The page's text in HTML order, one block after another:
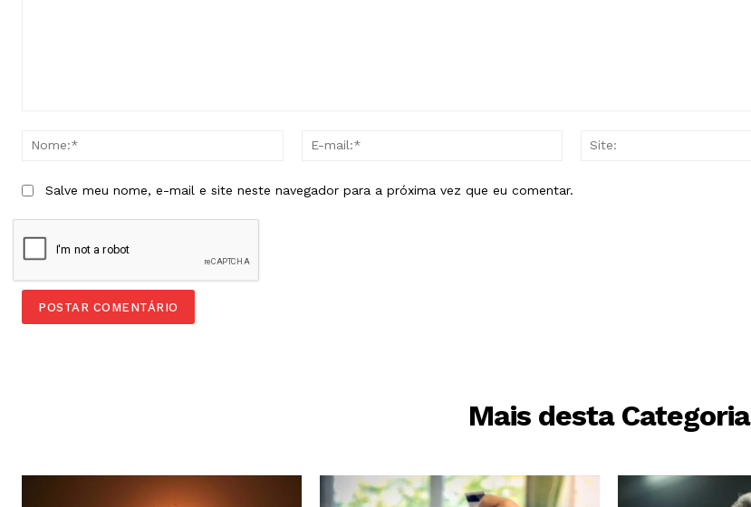
Nome:*
Salve meu nome, e-mail e site neste navegador para a próxima vez que eu comentar.
Mais desta Categoria